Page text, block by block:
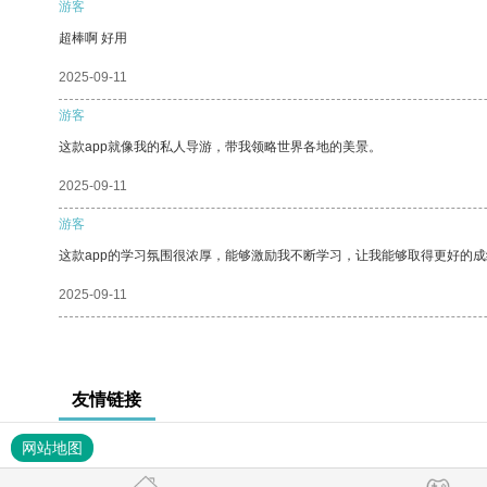
游客
超棒啊 好用
2025-09-11
游客
这款app就像我的私人导游，带我领略世界各地的美景。
2025-09-11
游客
这款app的学习氛围很浓厚，能够激励我不断学习，让我能够取得更好的
2025-09-11
友情链接
网站地图